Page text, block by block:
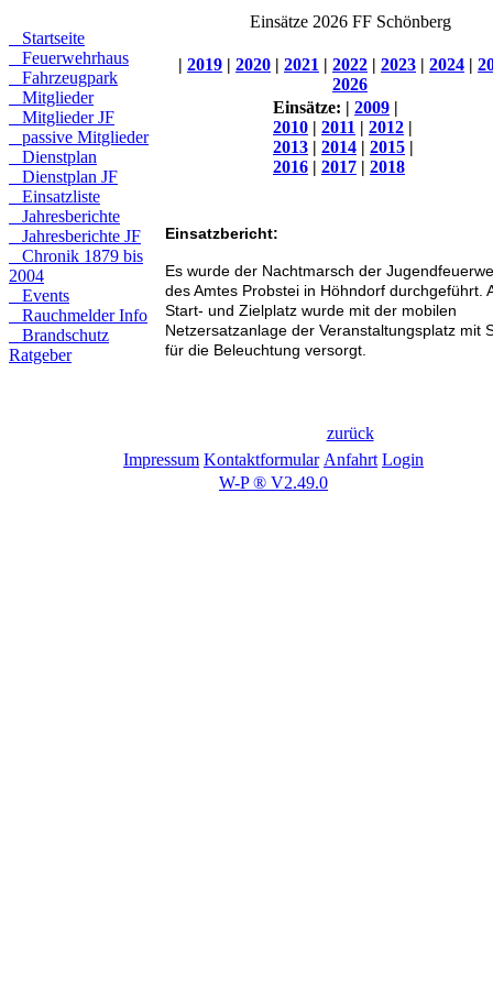
Startseite
Feuerwehrhaus
Fahrzeugpark
Mitglieder
Mitglieder JF
passive Mitglieder
Dienstplan
Dienstplan JF
Einsatzliste
Jahresberichte
Jahresberichte JF
Chronik 1879 bis
2004
Events
Rauchmelder Info
Brandschutz
Ratgeber
Einsätze 2026 FF Schönberg
| 2019 | 2020 | 2021 | 2022 | 2023 | 2024 |
2026
Einsätze: | 2009 |
2010 | 2011 | 2012 |
2013 | 2014 | 2015 |
2016 | 2017 | 2018
Einsatzbericht:
Es wurde der Nachtmarsch der
des Amtes Probstei in Höhndorf durchgeführt.
Start- und Zielplatz wurde mit der mobilen
Netzersatzanlage der Veranstaltungsplatz mit
für die Beleuchtung versorgt.
zurück
Impressum Kontaktformular Anfahrt Login
W-P ® V2.49.0